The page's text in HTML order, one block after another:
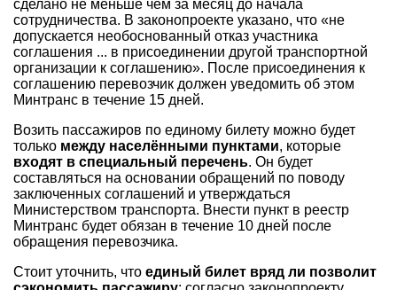
сделано не меньше чем за месяц до начала
сотрудничества. В законопроекте указано, что «не
допускается необоснованный отказ участника
соглашения ... в присоединении другой транспортной
организации к соглашению». После присоединения к
соглашению перевозчик должен уведомить об этом
Минтранс в течение 15 дней.
Возить пассажиров по единому билету можно будет
только между населёнными пунктами, которые
входят в специальный перечень. Он будет
составляться на основании обращений по поводу
заключенных соглашений и утверждаться
Министерством транспорта. Внести пункт в реестр
Минтранс будет обязан в течение 10 дней после
обращения перевозчика.
Стоит уточнить, что единый билет вряд ли позволит